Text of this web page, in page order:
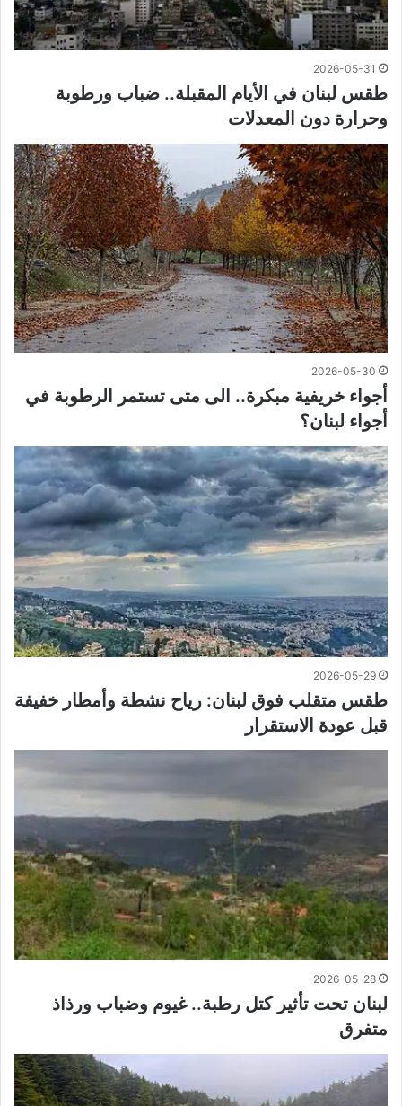
2026-05-31
طقس لبنان في الأيام المقبلة.. ضباب ورطوبة
وحرارة دون المعدلات
2026-05-30
أجواء خريفية مبكرة.. الى متى تستمر الرطوبة في
أجواء لبنان؟
2026-05-29
طقس متقلب فوق لبنان: رياح نشطة وأمطار خفيفة
قبل عودة الاستقرار
2026-05-28
لبنان تحت تأثير كتل رطبة.. غيوم وضباب ورذاذ
متفرق